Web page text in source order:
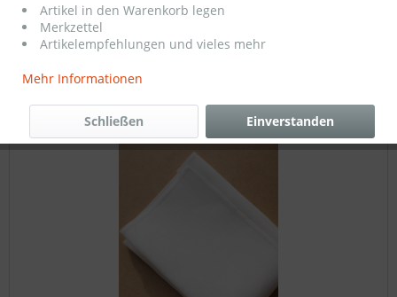
Artikel in den Warenkorb legen
Merkzettel
Artikelempfehlungen und vieles mehr
Mehr Informationen
Einverstanden
Schließen